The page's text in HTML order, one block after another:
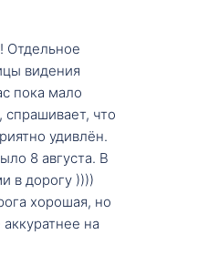
Отдельное
видения
пока мало
что
удивлён.
8 августа. В
в дорогу ))))
хорошая, но
на